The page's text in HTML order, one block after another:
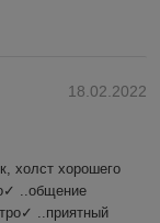
18.02.2022
холст хорошего
..общение
..приятный